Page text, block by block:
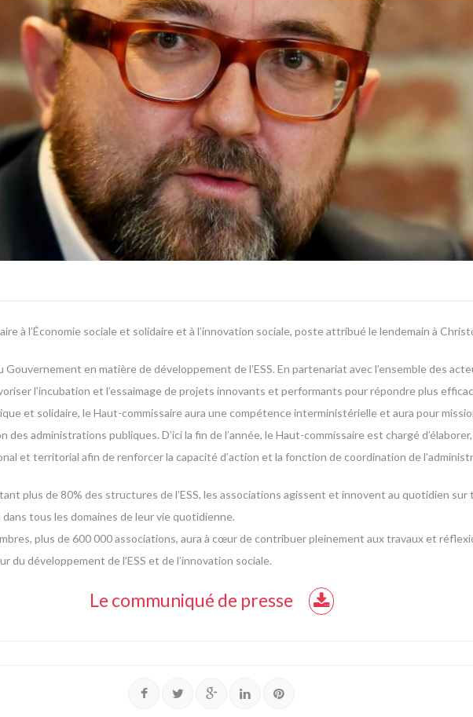
à l’Économie sociale et solidaire et à l’innovation sociale, poste attribué le lendemain à
en matière de développement de l’ESS. En partenariat avec l’ensemble des
l’incubation et l’essaimage de projets innovants et performants pour répondre plus
et solidaire, le Haut-commissaire aura une compétence interministérielle et aura pour
administrations publiques. D’ici la fin de l’année, le Haut-commissaire est chargé
et territorial afin de renforcer la capacité d’action et la fonction de coordination de
plus de 80% des structures de l’ESS, les associations agissent et innovent au quotidien
tous les domaines de leur vie quotidienne.
plus de 600 000 associations, aura à cœur de contribuer pleinement aux travaux et
développement de l’ESS et de l’innovation sociale.
Le communiqué de presse